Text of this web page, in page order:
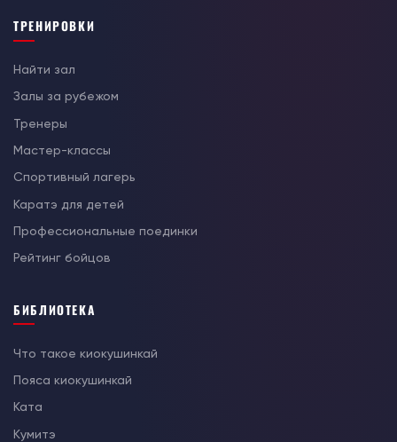
ТРЕНИРОВКИ
Найти зал
Залы за рубежом
Тренеры
Мастер-классы
Спортивный лагерь
Каратэ для детей
Профессиональные поединки
Рейтинг бойцов
БИБЛИОТЕКА
Что такое киокушинкай
Пояса киокушинкай
Ката
Кумитэ